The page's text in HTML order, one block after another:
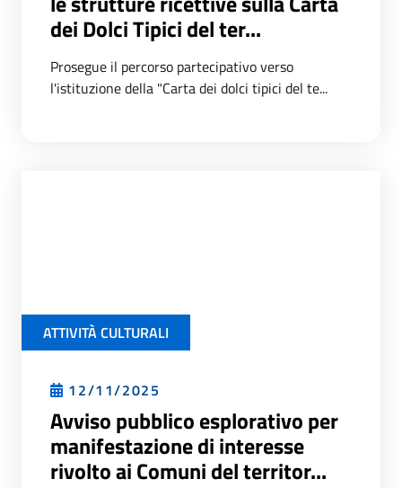
dei Dolci Tipici del ter...
Prosegue il percorso partecipativo verso
l'istituzione della "Carta dei dolci tipici del te...
ATTIVITÀ CULTURALI
12/11/2025
Avviso pubblico esplorativo per
manifestazione di interesse
rivolto ai Comuni del territor...